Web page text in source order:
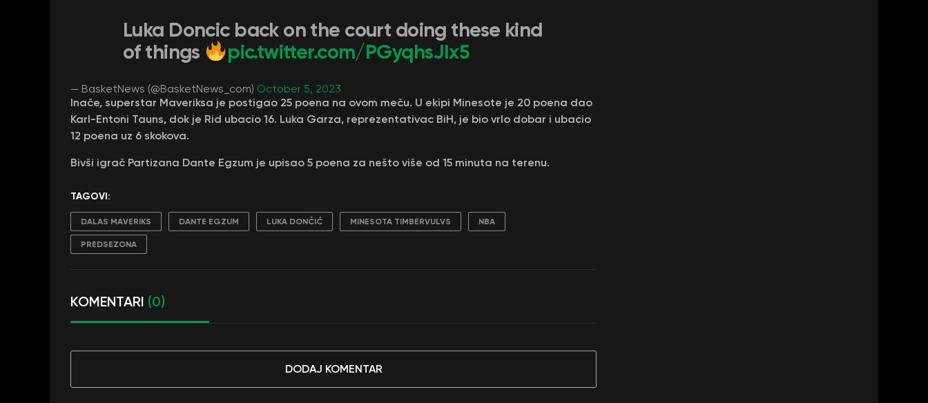
Luka Doncic back on the court doing these kind
of things
pic.twitter.com/PGyqhsJIx5
— BasketNews (@BasketNews_com) October 5, 2023
Inače, superstar Maveriksa je postigao 25 poena na ovom meču. U ekipi Minesote je 20 poena dao
Karl-Entoni Tauns, dok je Rid ubacio 16. Luka Garza, reprezentativac BiH, je bio vrlo dobar i ubacio
12 poena uz 6 skokova.
Bivši igrač Partizana Dante Egzum je upisao 5 poena za nešto više od 15 minuta na terenu.
TAGOVI:
DALAS MAVERIKS DANTE EGZUM LUKA DONČIĆ MINESOTA TIMBERVULVS NBA
PREDSEZONA
KOMENTARI (0)
DODAJ KOMENTAR